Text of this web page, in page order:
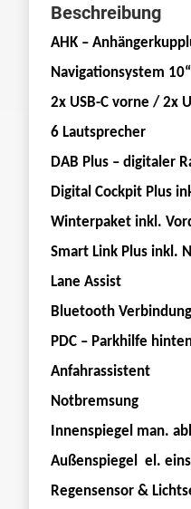
Beschreibung
AHK –
Navigationsystem
2x USB-C vorne / 2x
6 Lautsprecher
DAB Plus – digitaler
Digital Cockpit Plus
Winterpaket inkl.
Smart Link Plus inkl.
Lane Assist
Bluetooth Verbindung
PDC – Parkhilfe
Anfahrassistent
Notbremsung
Innenspiegel man.
Außenspiegel el.
Regensensor &